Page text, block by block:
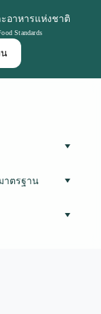
อาหารแห่งชาติ
Standards
น
าตรฐาน